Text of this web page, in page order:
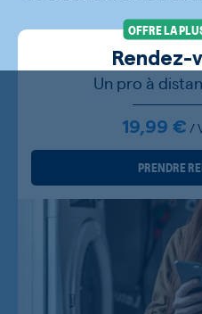
OFFRE LA
Rendez-
Un pro à
19,99 € /
PRENDRE